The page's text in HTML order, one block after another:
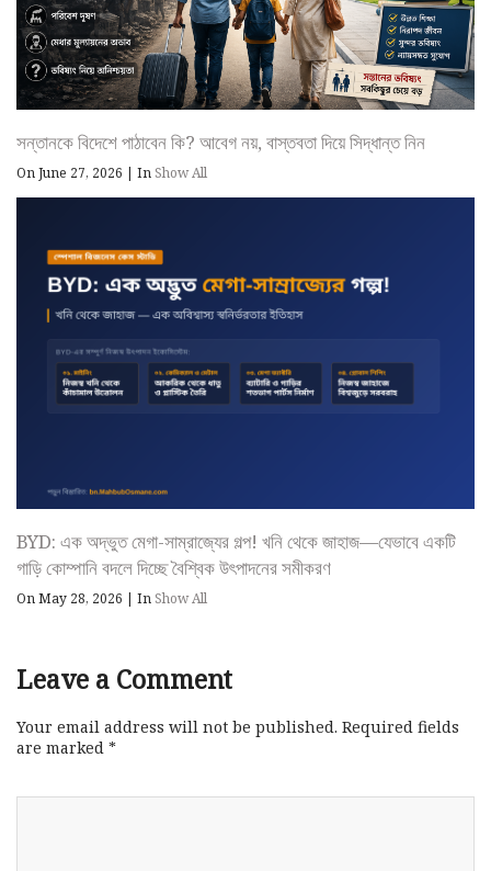
সন্তানকে বিদেশে পাঠাবেন কি? আবেগ নয়, বাস্তবতা দিয়ে সিদ্ধান্ত নিন
On June 27, 2026 | InShow All
BYD: এক অদ্ভুত মেগা-সাম্রাজ্যের গল্প! খনি থেকে জাহাজ—যেভাবে একটি
গাড়ি কোম্পানি বদলে দিচ্ছে বৈশ্বিক উৎপাদনের সমীকরণ
On May 28, 2026 | InShow All
Leave a Comment
Your email address will not be published. Required fields
are marked *